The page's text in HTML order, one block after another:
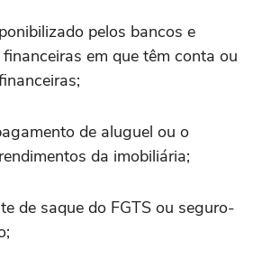
pelos bancos e
em que têm conta ou
de aluguel ou o
da imobiliária;
de saque do FGTS ou seguro-